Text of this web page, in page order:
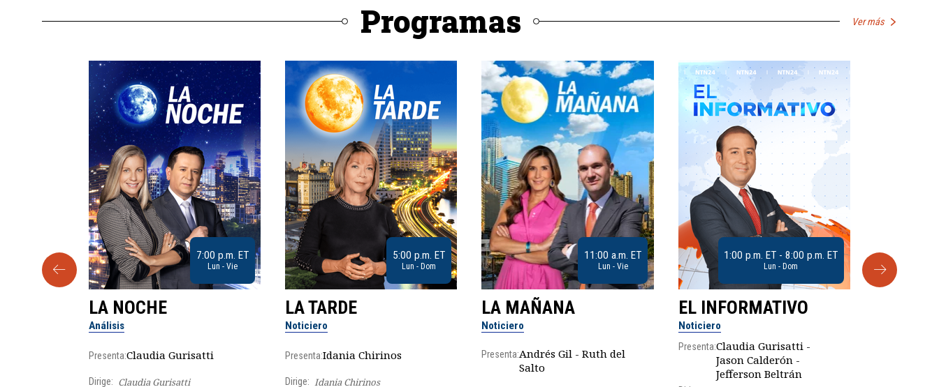
Programas Ver más
9:30 a.m. ET 7:00 p.m. ET
Lun - Vie
LA NOCHE
Análisis
Presenta:Claudia Gurisatti
Dirige: Claudia Gurisatti
5:00 p.m. ET
Lun - Dom
LA TARDE
Noticiero
Presenta:Idania Chirinos
Dirige: Idania Chirinos
11:00 a.m. ET
Lun - Vie
LA MAÑANA
Noticiero
Presenta:Andrés Gil - Ruth del
Salto
1:00 p.m. ET - 8:00 p.m. ET
Lun - Dom
EL INFORMATIVO
Noticiero
Presenta:Claudia Gurisatti -
Jason Calderón -
Jefferson Beltrán